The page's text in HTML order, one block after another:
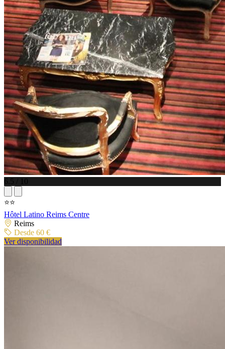
6.5 / 10
⭐⭐
Hôtel Latino Reims Centre
Reims
Desde 60 €
Ver disponibilidad